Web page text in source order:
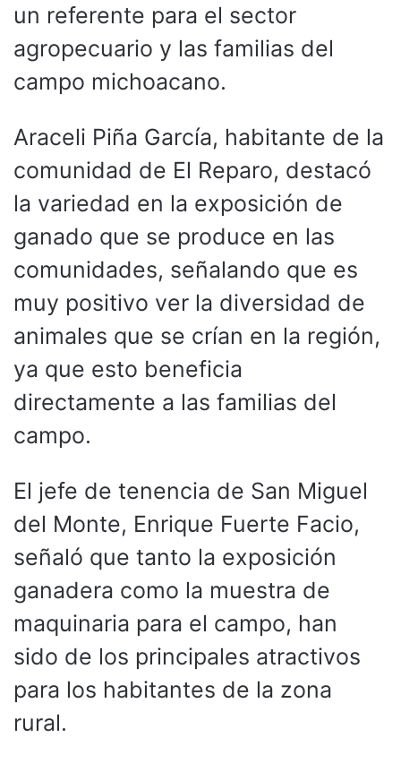
un referente para el sector
agropecuario y las familias del
campo michoacano.
Araceli Piña García, habitante de la
comunidad de El Reparo, destacó
la variedad en la exposición de
ganado que se produce en las
comunidades, señalando que es
muy positivo ver la diversidad de
animales que se crían en la región,
ya que esto beneficia
directamente a las familias del
campo.
El jefe de tenencia de San Miguel
del Monte, Enrique Fuerte Facio,
señaló que tanto la exposición
ganadera como la muestra de
maquinaria para el campo, han
sido de los principales atractivos
para los habitantes de la zona
rural.